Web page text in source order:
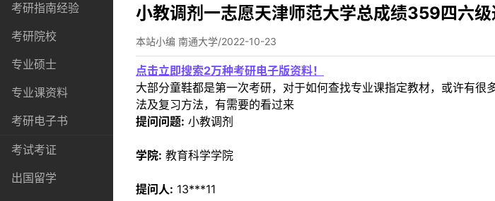
考研指南经验
考研院校
专业硕士
专业课资料
考研电子书
考试考证
出国留学
小教调剂一志愿天津师范大学总成绩359四六
本站小编 南通大学/2022-10-23
点击立即搜索2万种考研电子版资料！
大部分童鞋都是第一次考研，对于如何查找专业课指定教材，或许有
法及复习方法，有需要的看过来
提问问题: 小教调剂
学院: 教育科学学院
提问人: 13***11